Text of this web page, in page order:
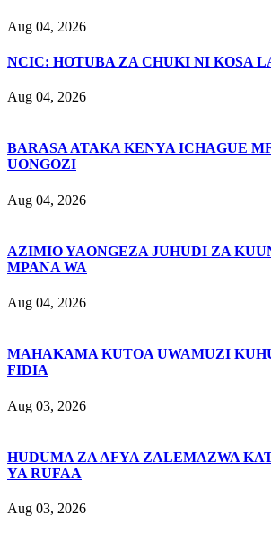
Aug 04, 2026
NCIC: HOTUBA ZA CHUKI NI KOSA
Aug 04, 2026
BARASA ATAKA KENYA ICHAGUE
UONGOZI
Aug 04, 2026
AZIMIO YAONGEZA JUHUDI ZA
MPANA WA
Aug 04, 2026
MAHAKAMA KUTOA UWAMUZI
FIDIA
Aug 03, 2026
HUDUMA ZA AFYA ZALEMAZWA
YA RUFAA
Aug 03, 2026